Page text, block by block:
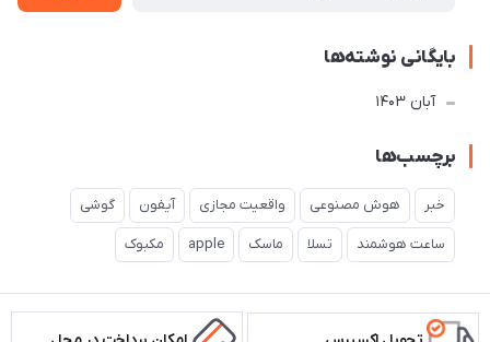
بایگانی نوشته‌ها
آبان 1403
برچسب‌ها
خبر هوش مصنوعی واقعیت مجازی آیفون گوشی
ساعت هوشمند تسلا ماسک apple مکبوک